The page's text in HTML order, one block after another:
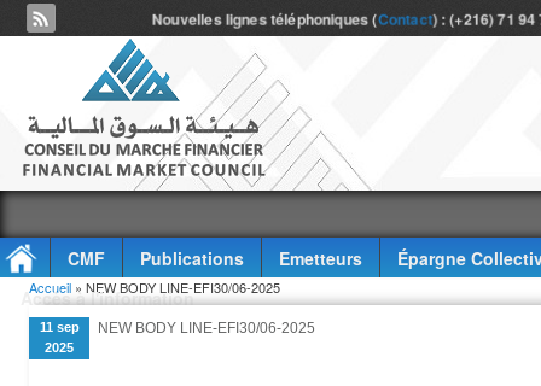
Nouvelles lignes téléphoniques (Contact) : (+216) 71
CMF Publications Emetteurs
Épargne
Accès à l'information
Vous êtes ici
Accueil » NEW BODY LINE-EFI30/06-2025
11 sep
2025
NEW BODY LINE-EFI30/06-2025